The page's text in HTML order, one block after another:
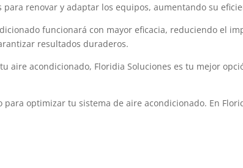
renovar y adaptar los equipos, aumentando su
funcionará con mayor eficacia, reduciendo el
resultados duraderos.
aire acondicionado, Floridia Soluciones es tu mejor
optimizar tu sistema de aire acondicionado. En